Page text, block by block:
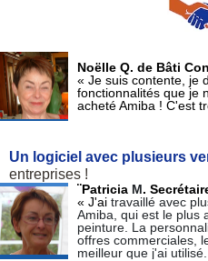
Noëlle Q. de Bâti
« Je suis contente, je
fonctionnalités que je
acheté Amiba ! C'est
Un logiciel avec plusieurs
entreprises !
¨Patricia M.
« J'aitravaillé avec
Amiba, qui est le plus
peinture. La
offres commerciales,
meilleur que j'ai utilisé.